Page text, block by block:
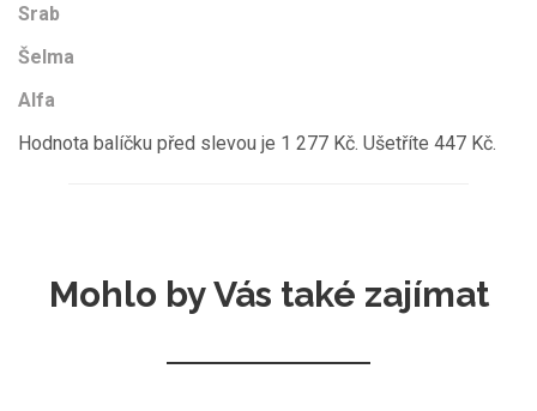
Srab
Šelma
Alfa
Hodnota balíčku před slevou je 1 277 Kč. Ušetříte 447 Kč.
Mohlo by Vás také zajímat